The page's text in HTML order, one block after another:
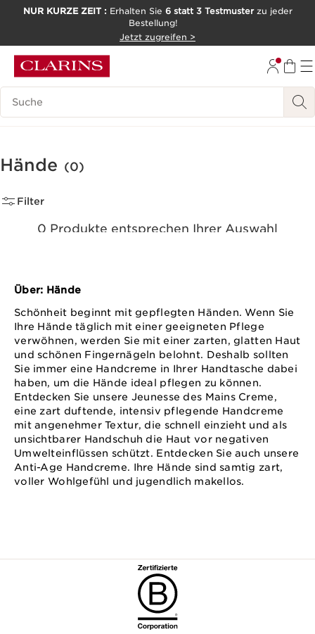
NUR KURZE ZEIT : Erhalten Sie 6 statt 3 Testmusterzu jeder
Bestellung!
Jetzt zugreifen >
Legende suchen
Hände (0)
Filter
0 Produkte entsprechen Ihrer Auswahl
Über: Hände
Schönheit beginnt mit gepflegten Händen. Wenn Sie
Ihre Hände täglich mit einer geeigneten Pflege
verwöhnen, werden Sie mit einer zarten, glatten Haut
und schönen Fingernägeln belohnt. Deshalb sollten
Sie immer eine Handcreme in Ihrer Handtasche dabei
haben, um die Hände ideal pflegen zu können.
Entdecken Sie unsere Jeunesse des Mains Creme,
eine zart duftende, intensiv pflegende Handcreme
mit angenehmer Textur, die schnell einzieht und als
unsichtbarer Handschuh die Haut vor negativen
Umwelteinflüssen schützt. Entdecken Sie auch unsere
Anti-Age Handcreme. Ihre Hände sind samtig zart,
voller Wohlgefühl und jugendlich makellos.